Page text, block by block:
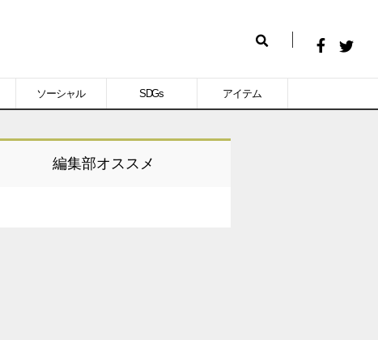
ソーシャル SDGs アイテム
索
Facebook
編集部オススメ